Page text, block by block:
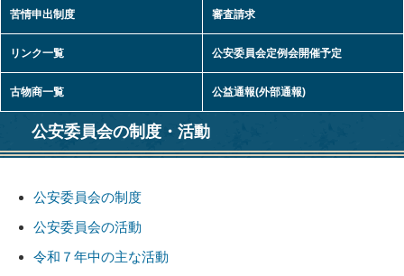
岡山県公安委員会 公安委員会の制度・活動> 公安委員会の制度・活動
苦情申出制度 審査請求
リンク一覧 公安委員会定例会開催予定
古物商一覧 公益通報(外部通報)
公安委員会の制度・活動
公安委員会の制度
公安委員会の活動
令和７年中の主な活動